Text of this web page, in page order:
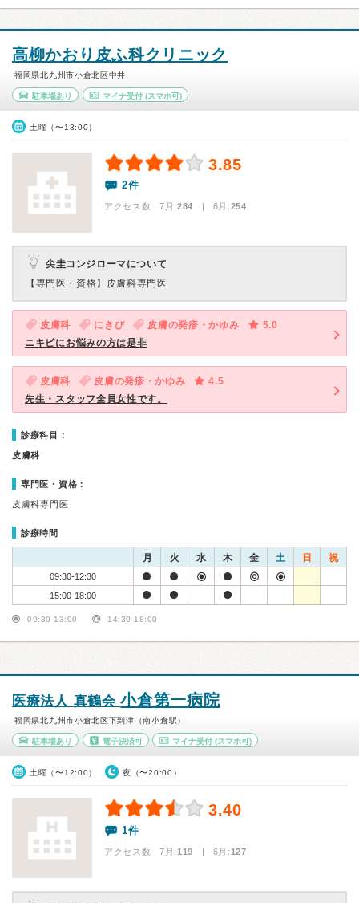
高柳かおり皮ふ科クリニック
福岡県北九州市小倉北区中井
駐車場あり マイナ受付(スマホ可)
土曜（〜13:00）
3.85
2件
アクセス数 7月:284 | 6月:254
尖圭コンジローマについて
【専門医・資格】 皮膚科専門医
皮膚科 にきび 皮膚の発疹・かゆみ
5.0
ニキビにお悩みの方は是非
皮膚科 皮膚の発疹・かゆみ
4.5
先生・スタッフ全員女性です。
診療科目：
皮膚科
専門医・資格：
皮膚科専門医
診療時間
月 火 水 木 金 土 日 祝
09:30-12:30
15:00-18:00
09:30-13:00 14:30-18:00
医療法人 真鶴会小倉第一病院
福岡県北九州市小倉北区下到津（南小倉駅）
駐車場あり 電子決済可 マイナ受付 (スマホ可)
土曜（〜12:00） 夜（〜20:00）
3.40
1件
アクセス数 7月:119 | 6月:127